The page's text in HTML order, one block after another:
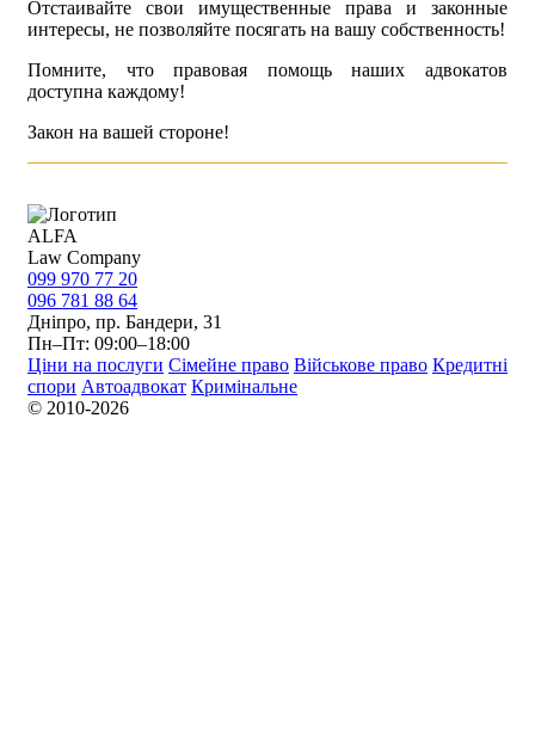
Отстаивайте свои имущественные права и законные
интересы, не позволяйте посягать на вашу собственность!
Помните, что правовая помощь наших адвокатов
доступна каждому!
Закон на вашей стороне!
ALFA
Law Company
099 970 77 20
096 781 88 64
Дніпро, пр. Бандери, 31
Пн–Пт: 09:00–18:00
Ціни на послуги Сімейне право Військове право Кредитні
спори Автоадвокат Кримінальне
© 2010-2026